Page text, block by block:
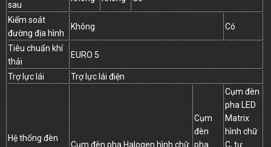
sau
Kiểm soát
đường địa hình
Không Có
Tiêu chuẩn khí
thải
EURO 5
Trợ lực lái Trợ lực lái điện
Hệ thống đèn
Cụm đèn pha Halogen hình chữ
Cụm
đèn
pha
Cụm đèn
pha LED
Matrix
hình chữ
C, tự